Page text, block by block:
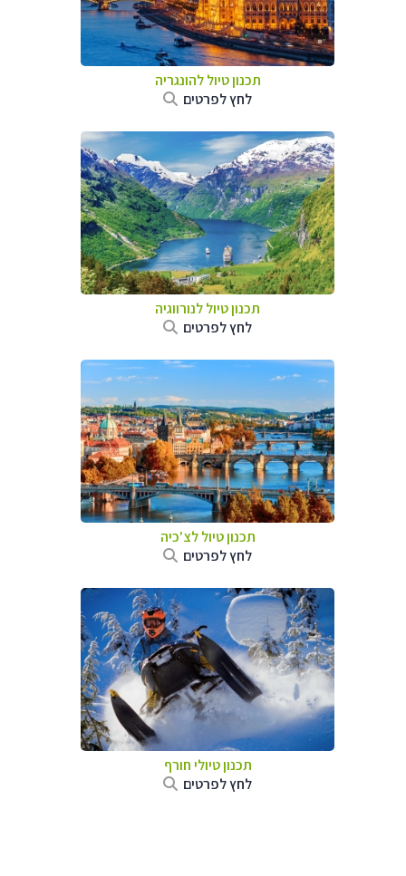
תכנון טיול להונגריה
לחץ לפרטים
תכנון טיול לנורווגיה
לחץ לפרטים
תכנון טיול לצ'כיה
לחץ לפרטים
תכנון טיולי חורף
לחץ לפרטים